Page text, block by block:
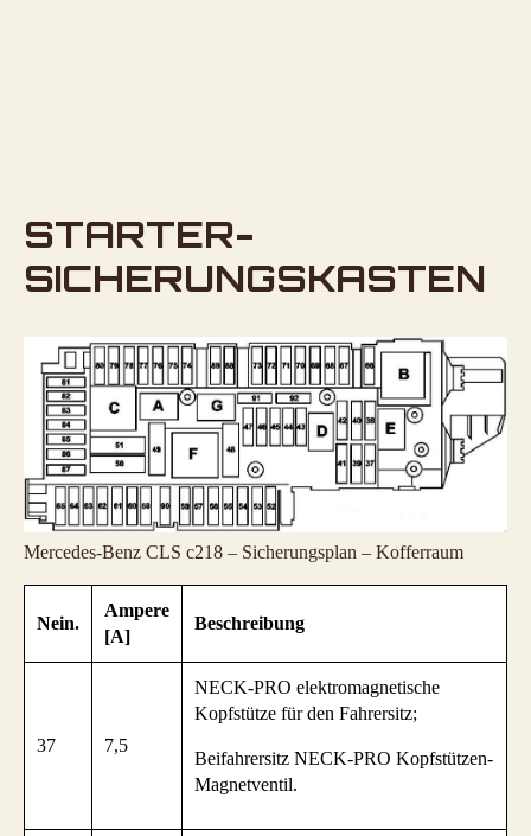
STARTER-
SICHERUNGSKASTEN
Mercedes-Benz CLS c218 – Sicherungsplan – Kofferraum
Nein.
Ampere
[A]
Beschreibung
37 7,5
NECK-PRO elektromagnetische
Kopfstütze für den Fahrersitz;
Beifahrersitz NECK-PRO Kopfstützen-
Magnetventil.